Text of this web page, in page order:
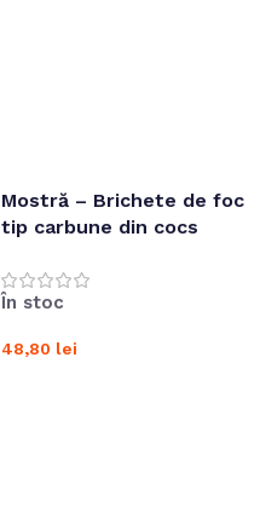
Mostră – Brichete de foc
tip carbune din cocs
În stoc
48,80 lei